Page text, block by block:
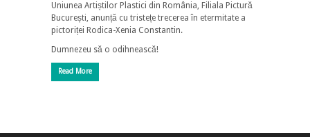
Uniunea Artiștilor Plastici din România, Filiala Pictură
București, anunță cu tristețe trecerea în etermitate a
pictoriței Rodica-Xenia Constantin.
Dumnezeu să o odihnească!
Read More